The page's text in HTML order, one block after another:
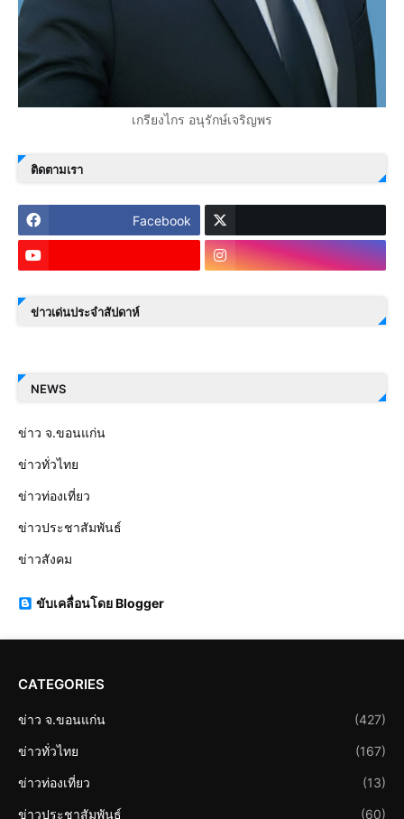
เกรียงไกร อนุรักษ์เจริญพร
ติดตามเรา
Facebook
ข่าวเด่นประจำสัปดาห์
NEWS
ข่าว จ.ขอนแก่น
ข่าวทั่วไทย
ข่าวท่องเที่ยว
ข่าวประชาสัมพันธ์
ข่าวสังคม
ขับเคลื่อนโดย Blogger
CATEGORIES
ข่าว จ.ขอนแก่น (427)
ข่าวทั่วไทย (167)
ข่าวท่องเที่ยว (13)
ข่าวประชาสัมพันธ์ (60)